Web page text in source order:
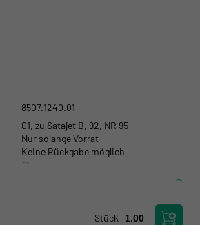
8507.1240.01
01, zu Satajet B, 92, NR 95
Nur solange Vorrat
Keine Rückgabe möglich
Stück